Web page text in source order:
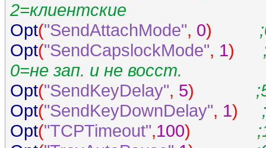
2=клиентские
Opt("SendAttachMode", 0)
Opt("SendCapslockMode", 1)
0=не зап. и не восст.
Opt("SendKeyDelay", 5)
Opt("SendKeyDownDelay", 1)
Opt("TCPTimeout",100)